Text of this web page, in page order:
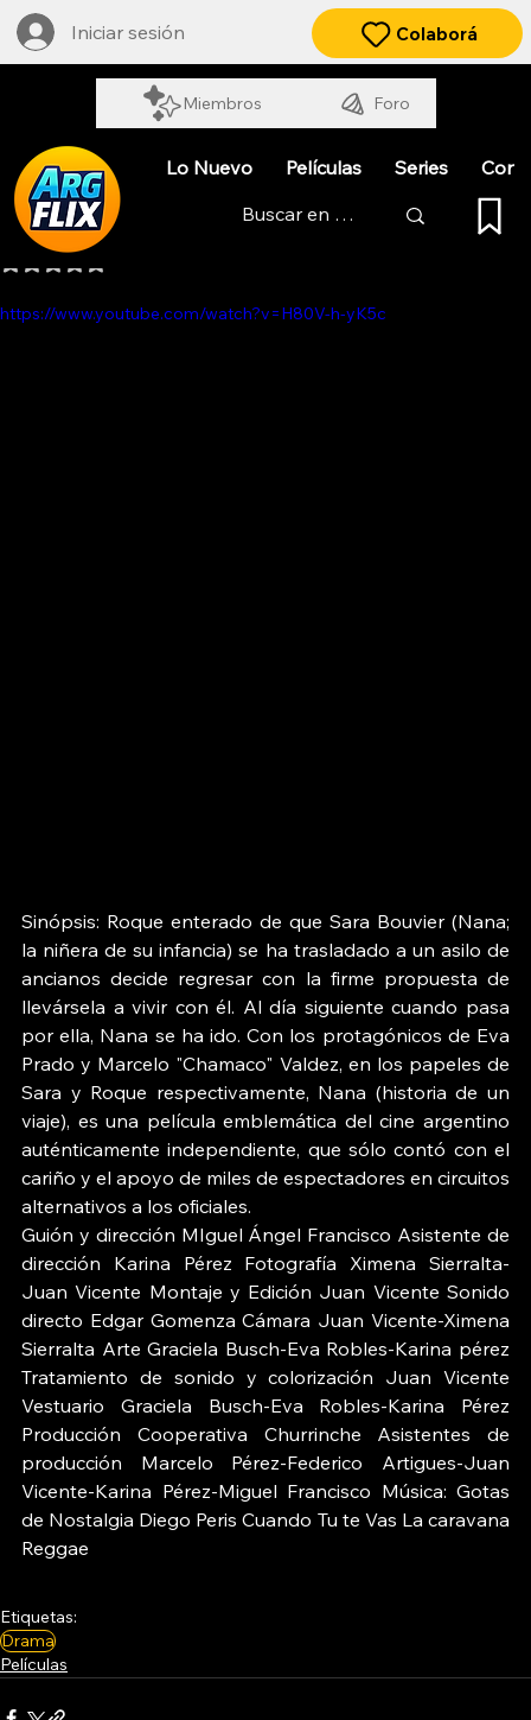
Iniciar sesión
Miembros Foro
Colaborá
Lo Nuevo Películas Series
NANA. HISTORIA DE UN VIAJE
Obtuvo NaN de 5 estrellas.
https://www.youtube.com/watch?v=H80V-h-yK5c
Sinópsis: Roque enterado de que Sara Bouvier (Nana;
la niñera de su infancia) se ha trasladado a un asilo de
ancianos decide regresar con la firme propuesta de
llevársela a vivir con él. Al día siguiente cuando pasa
por ella, Nana se ha ido. Con los protagónicos de Eva
Prado y Marcelo "Chamaco" Valdez, en los papeles de
Sara y Roque respectivamente, Nana (historia de un
viaje), es una película emblemática del cine argentino
auténticamente independiente, que sólo contó con el
cariño y el apoyo de miles de espectadores en circuitos
alternativos a los oficiales.
Guión y dirección MIguel Ángel Francisco Asistente de
dirección Karina Pérez Fotografía Ximena Sierralta-
Juan Vicente Montaje y Edición Juan Vicente Sonido
directo Edgar Gomenza Cámara Juan Vicente-Ximena
Sierralta Arte Graciela Busch-Eva Robles-Karina pérez
Tratamiento de sonido y colorización Juan Vicente
Vestuario Graciela Busch-Eva Robles-Karina Pérez
Producción Cooperativa Churrinche Asistentes de
producción Marcelo Pérez-Federico Artigues-Juan
Vicente-Karina Pérez-Miguel Francisco Música: Gotas
de Nostalgia Diego Peris Cuando Tu te Vas La caravana
Reggae
Etiquetas:
Drama
Películas